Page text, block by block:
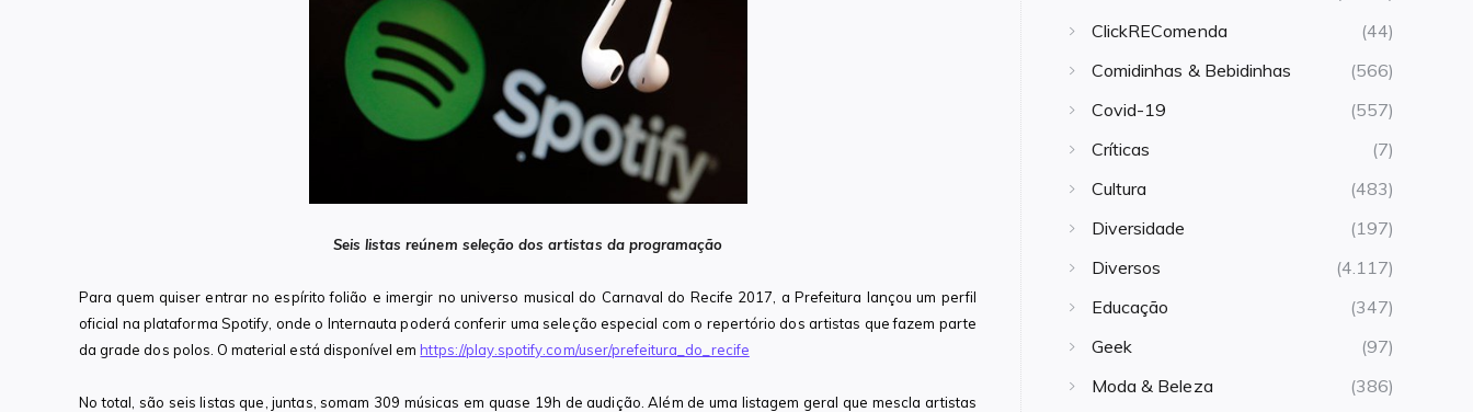
Seis listas reúnem seleção dos artistas da programação
Para quem quiser entrar no espírito folião e imergir no universo musical do Carnaval do Recife 2017, a Prefeitura lançou um perfil
oficial na plataforma Spotify, onde o Internauta poderá conferir uma seleção especial com o repertório dos artistas que fazem parte
da grade dos polos. O material está disponível emhttps://play.spotify.com/user/prefeitura_do_recife
No total, são seis listas que, juntas, somam 309 músicas em quase 19h de audição. Além de uma listagem geral que mescla artistas
ClickREComenda
(44)
Comidinhas & Bebidinhas
(566)
Covid-19
(557)
Críticas
(7)
Cultura
(483)
Diversidade
(197)
Diversos
(4.117)
Educação
(347)
Geek
(97)
Moda & Beleza
(386)